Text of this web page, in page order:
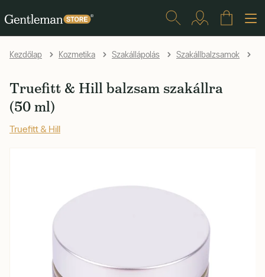
Kezdőlap Kozmetika Szakállápolás Szakállbalzsamok
Truefitt & Hill balzsam szakállra
(50 ml)
Truefitt & Hill